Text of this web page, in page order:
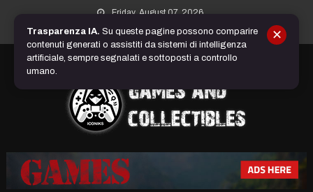
content
Friday, August 07, 2026
Trasparenza IA. Su queste pagine possono comparire
contenuti generati o assistiti da sistemi di intelligenza
artificiale, sempre segnalati e sottoposti a controllo
umano.
✕